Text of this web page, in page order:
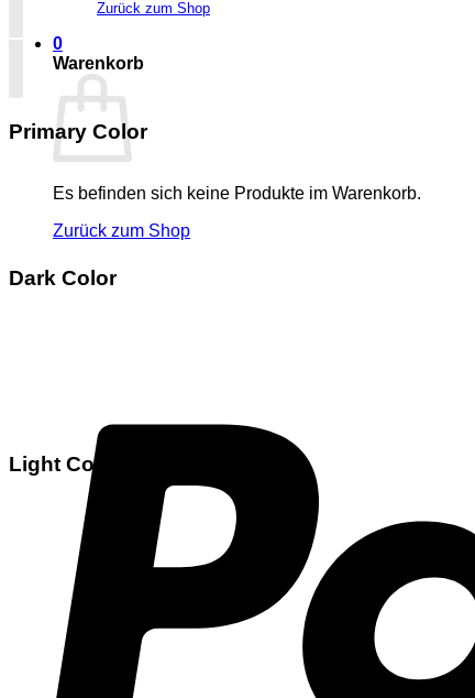
Zurück zum Shop
0
Warenkorb
Es befinden sich keine Produkte im Warenkorb.
Zurück zum Shop
Primary Color
Dark Color
Light Color